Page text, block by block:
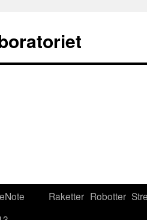
Raketter Robotter